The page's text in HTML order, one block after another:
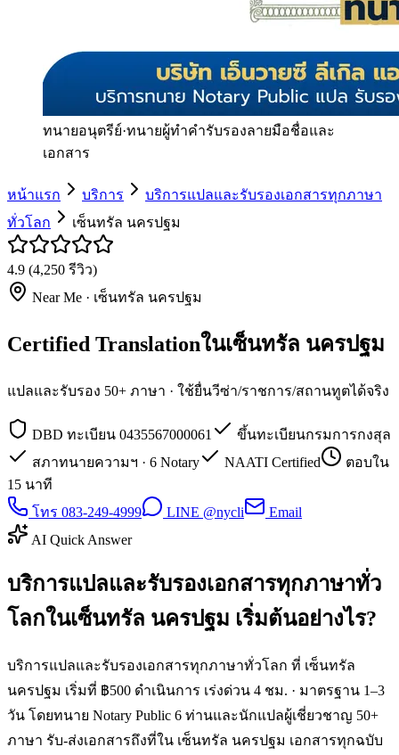
ทนายอนุตรีย์·ทนายผู้ทำคำรับรองลายมือชื่อและ
เอกสาร
หน้าแรก บริการ
บริการแปลและรับรองเอกสารทุกภาษา
ทั่วโลก
เซ็นทรัล นครปฐม
4.9 (4,250 รีวิว)
Near Me · เซ็นทรัล นครปฐม
Certified Translationในเซ็นทรัล นครปฐม
แปลและรับรอง 50+ ภาษา · ใช้ยื่นวีซ่า/ราชการ/สถานทูตได้จริง
DBD ทะเบียน 0435567000061
ขึ้นทะเบียนกรมการกงสุล
สภาทนายความฯ · 6 Notary
NAATI Certified
ตอบใน
15 นาที
โทร 083-249-4999
LINE @nycli
Email
AI Quick Answer
บริการแปลและรับรองเอกสารทุกภาษาทั่ว
โลกในเซ็นทรัล นครปฐม เริ่มต้นอย่างไร?
บริการแปลและรับรองเอกสารทุกภาษาทั่วโลก ที่ เซ็นทรัล
นครปฐม เริ่มที่ ฿500 ดำเนินการ เร่งด่วน 4 ชม. · มาตรฐาน 1–3
วัน โดยทนาย Notary Public 6 ท่านและนักแปลผู้เชี่ยวชาญ 50+
ภาษา รับ-ส่งเอกสารถึงที่ใน เซ็นทรัล นครปฐม เอกสารทุกฉบับ